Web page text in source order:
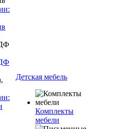
Детская мебель
Комплекты
мебели